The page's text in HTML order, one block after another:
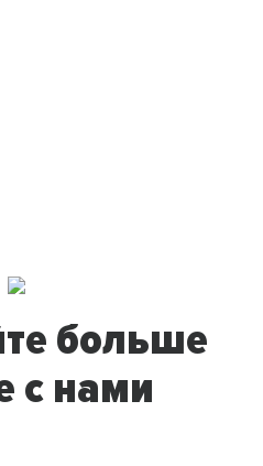
больше
с нами